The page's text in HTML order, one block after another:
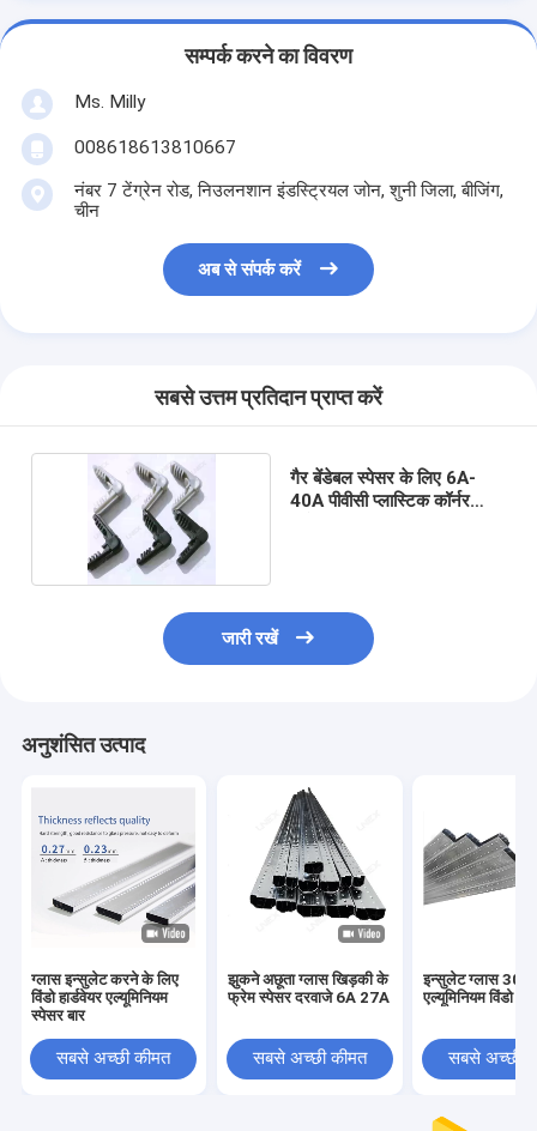
सम्पर्क करने का विवरण
Ms. Milly
008618613810667
नंबर 7 टेंग्रेन रोड, निउलनशान इंडस्ट्रियल जोन, शुनी जिला, बीजिंग,
चीन
अब से संपर्क करें
सबसे उत्तम प्रतिदान प्राप्त करें
गैर बेंडेबल स्पेसर के लिए 6A-
40A पीवीसी प्लास्टिक कॉर्नर
जारी रखें
अनुशंसित उत्पाद
ग्लास इन्सुलेट करने के लिए
विंडो हार्डवेयर एल्यूमिनियम
स्पेसर बार
सबसे अच्छी कीमत
झुकने अछूता ग्लास खिड़की के
फ्रेम स्पेसर दरवाजे 6A 27A
सबसे अच्छी कीमत
इन्सुलेट ग्लास
एल्यूमिनियम विंडो
सबसे अच्छी